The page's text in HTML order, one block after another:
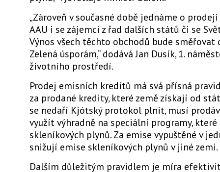
„Zároveň v současné době jednáme o
AAU i se zájemci z řad dalších států či se
Výnos všech těchto obchodů bude směřovat
Zelená úsporám,“ dodává Jan Dusík, 1.
životního prostředí.
Prodej emisních kreditů má svá přísná
za prodané kredity, které země získají od
se nedaří Kjótský protokol plnit, musí
využít výhradně na speciální programy,
skleníkových plynů. Za emise vypuštěné v
snižují emise skleníkových plynů v jiné zemi.
Dalším důležitým pravidlem je míra